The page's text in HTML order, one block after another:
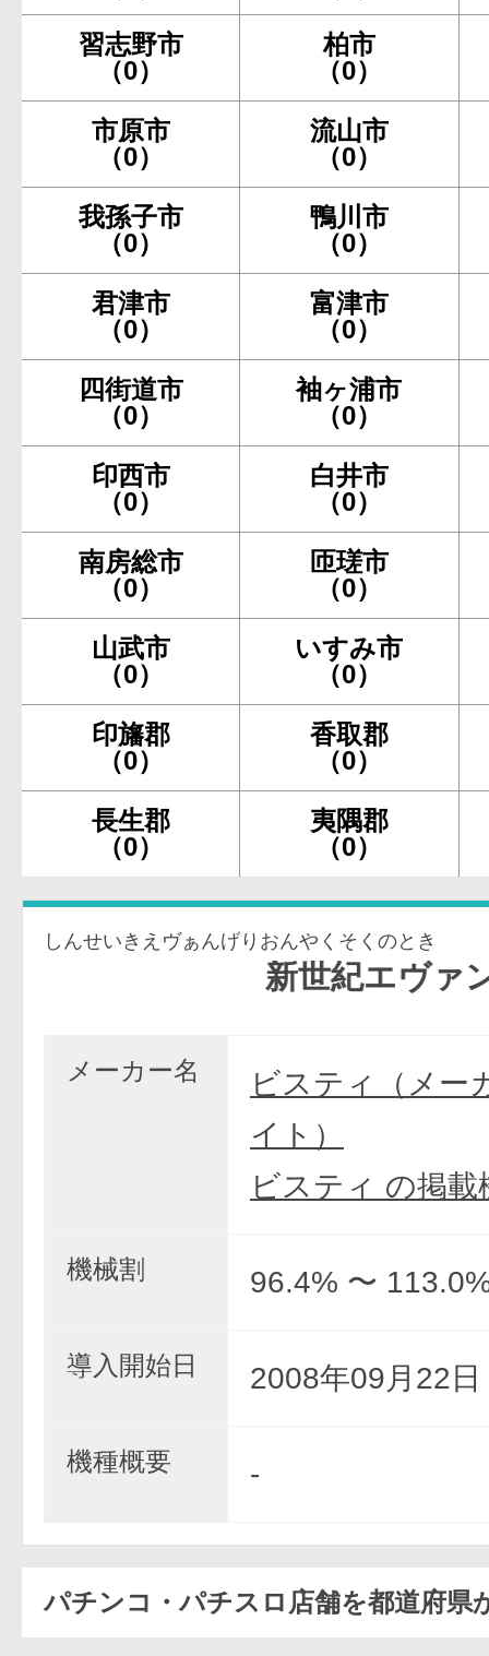
習志野市
（0）
柏市
（0）
市原市
（0）
流山市
（0）
我孫子市
（0）
鴨川市
（0）
君津市
（0）
富津市
（0）
四街道市
（0）
袖ヶ浦市
（0）
印西市
（0）
白井市
（0）
南房総市
（0）
匝瑳市
（0）
山武市
（0）
いすみ市
（0）
印旛郡
（0）
香取郡
（0）
長生郡
（0）
夷隅郡
（0）
しんせいきえヴぁんげりおんやくそくのとき
新世紀エヴァンゲリ
メーカー名
ビスティ（メー
イト）
ビスティ の掲載
機械割 96.4% 〜
導入開始日 2008年09月22日
機種概要 -
パチンコ・パチスロ店舗を都道府県